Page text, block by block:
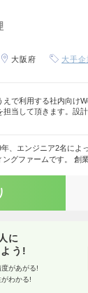
大阪府 大手企
えで利用する社内向け
担当して頂きます。設
、エンジニア2名によ
ングファームです。 創
に
う!
があがる!
わかる!